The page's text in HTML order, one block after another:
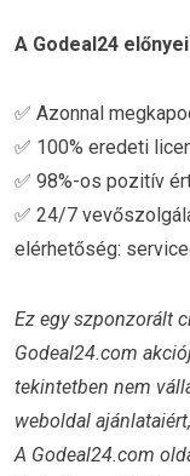
A Godeal24
✅ Azonnal
✅ 100% eredeti
✅ 98%-os pozitív
✅ 24/7
elérhetőség:
Ez egy szponzorált
Godeal24.com
tekintetben nem
weboldal
A Godeal24.com